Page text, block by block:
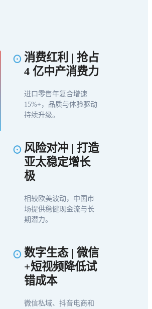
消费红利 | 抢占
4 亿中产消费力
进口零售年复合增速
15%+，品质与体验驱动
持续升级。
风险对冲 | 打造
亚太稳定增长
极
相较欧美波动，中国市
场提供稳健现金流与长
期潜力。
数字生态 | 微信
+短视频降低试
错成本
微信私域、抖音电商和